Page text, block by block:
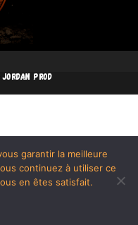
PROD
garantir la meilleure
continuez à utiliser ce
en êtes satisfait.